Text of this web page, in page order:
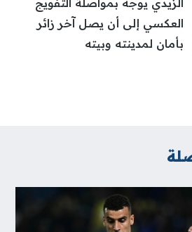
الزيدي يوجه بمواصلة التفويج
العكسي إلى أن يصل آخر زائر
بأمان لمدينته وبيته